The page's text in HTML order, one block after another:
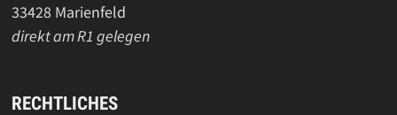
33428 Marienfeld
direkt am R1 gelegen
RECHTLICHES